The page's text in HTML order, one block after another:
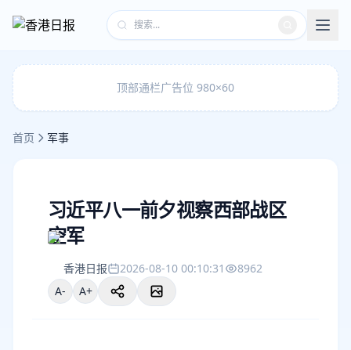
顶部通栏广告位 980×60
首页 军事
习近平八一前夕视察西部战区
空军
香港日报 2026-08-10 00:10:31
8962
A-
A+